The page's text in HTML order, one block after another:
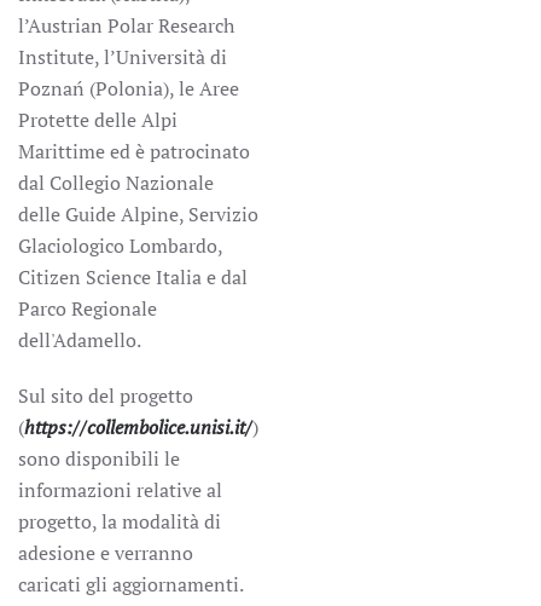
l’Austrian Polar Research
Institute, l’Università di
Poznań (Polonia), le Aree
Protette delle Alpi
Marittime ed è patrocinato
dal Collegio Nazionale
delle Guide Alpine, Servizio
Glaciologico Lombardo,
Citizen Science Italia e dal
Parco Regionale
dell'Adamello.
Sul sito del progetto
(https://collembolice.unisi.it/)
sono disponibili le
informazioni relative al
progetto, la modalità di
adesione e verranno
caricati gli aggiornamenti.